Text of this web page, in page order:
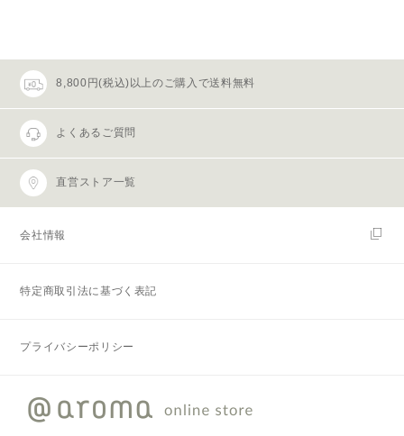
8,800円(税込)以上のご購入で送料無料
よくあるご質問
直営ストア一覧
会社情報
特定商取引法に基づく表記
プライバシーポリシー